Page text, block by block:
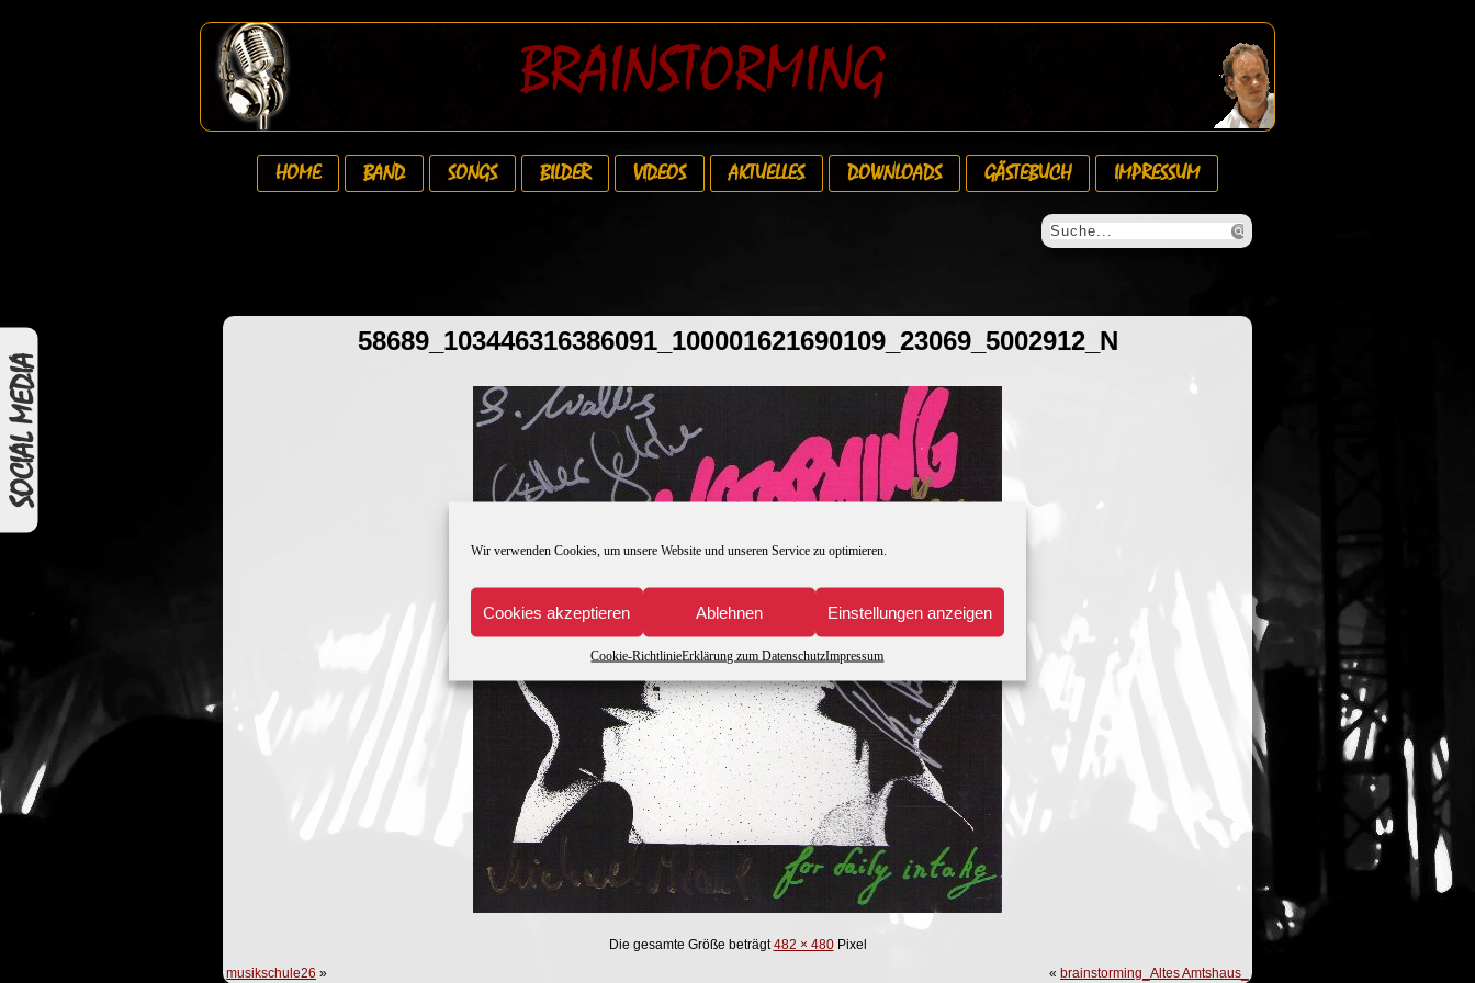
Wir verwenden Cookies, um unsere Website und unseren Service zu optimieren.
Cookies akzeptieren Ablehnen Einstellungen anzeigen
Cookie-RichtlinieErklärung zum DatenschutzImpressum
BRAINSTORMING
HOME BAND SONGS BILDER VIDEOS AKTUELLES DOWNLOADS GÄSTEBUCH IMPRESSUM
58689_103446316386091_100001621690109_23069_5002912_N
Die gesamte Größe beträgt482 × 480Pixel
musikschule26 » « brainstorming_Altes Amtshaus_
SOCIAL MEDIA